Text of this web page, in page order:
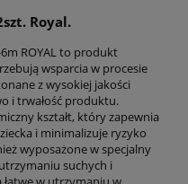
Royal.
ROYAL to produkt
wsparcia w procesie
z wysokiej jakości
i trwałość produktu.
kształt, który zapewnia
i minimalizuje ryzyko
wyposażone w specjalny
suchych i